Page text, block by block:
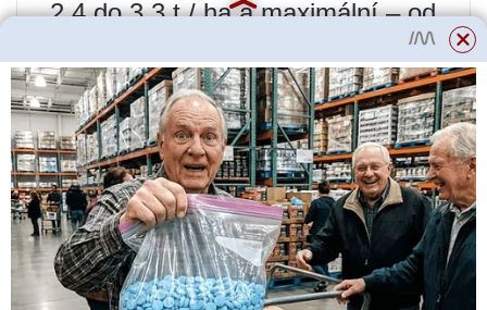
2,4 do 3,3 t / ha a maximální – od
bílkovin v zrnu lupiny se může
pohybovat od 34 do 40 %.
Odstraňte alkaloidy
Všechny luštěniny obsahují
antinutriční (protipotravinové)
látky – sloučeniny, které blokují